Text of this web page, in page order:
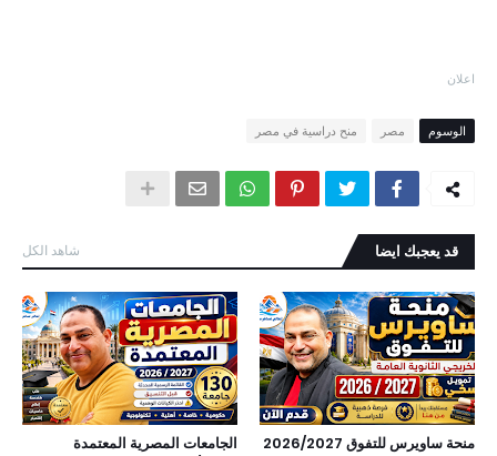
اعلان
الوسوم مصر منح دراسية في مصر
قد يعجبك ايضا شاهد الكل
منحة ساويرس للتفوق 2026/2027
الجامعات المصرية المعتمدة